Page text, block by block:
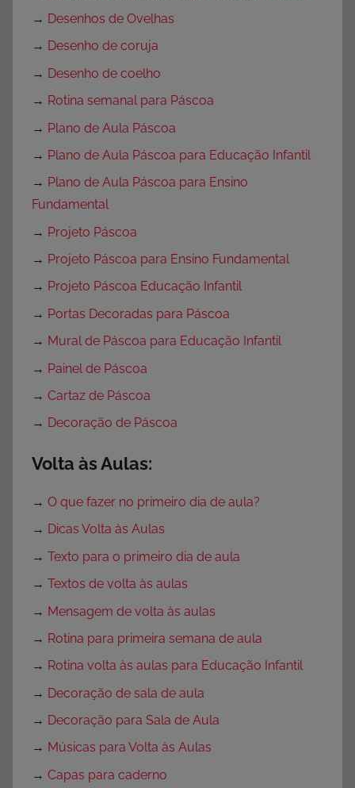
→ Desenhos de Ovelhas
→ Desenho de coruja
→ Desenho de coelho
→ Rotina semanal para Páscoa
→ Plano de Aula Páscoa
→ Plano de Aula Páscoa para Educação Infantil
→ Plano de Aula Páscoa para Ensino
Fundamental
→ Projeto Páscoa
→ Projeto Páscoa para Ensino Fundamental
→ Projeto Páscoa Educação Infantil
→ Portas Decoradas para Páscoa
→ Mural de Páscoa para Educação Infantil
→ Painel de Páscoa
→ Cartaz de Páscoa
→ Decoração de Páscoa
Volta às Aulas:
→ O que fazer no primeiro dia de aula?
→ Dicas Volta às Aulas
→ Texto para o primeiro dia de aula
→ Textos de volta às aulas
→ Mensagem de volta às aulas
→ Rotina para primeira semana de aula
→ Rotina volta às aulas para Educação Infantil
→ Decoração de sala de aula
→ Decoração para Sala de Aula
→ Músicas para Volta às Aulas
→ Capas para caderno